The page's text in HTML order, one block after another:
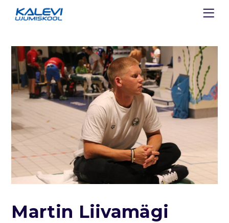
Martin Liivamägi